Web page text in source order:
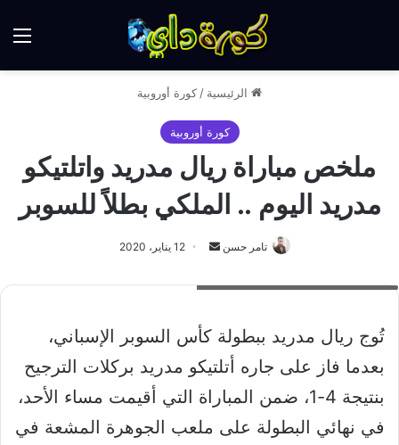
الرئيسية / كورة أوروبية
كورة أوروبية
ملخص مباراة ريال مدريد واتلتيكو
مدريد اليوم .. الملكي بطلاً للسوبر
تامر حسن
أرسل
إلكترونيا
12 يناير، 2020
تُوج ريال مدريد ببطولة كأس السوبر الإسباني،
بعدما فاز على جاره أتلتيكو مدريد بركلات الترجيح
بنتيجة 4-1، ضمن المباراة التي أقيمت مساء الأحد،
في نهائي البطولة على ملعب الجوهرة المشعة في